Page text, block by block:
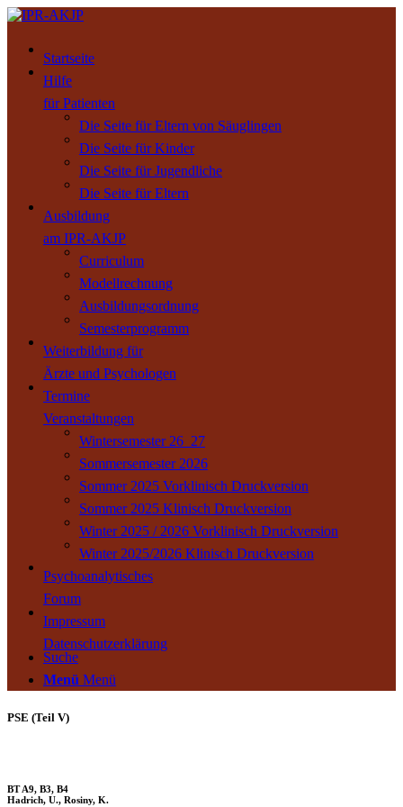
Startseite
Hilfe
für Patienten
Die Seite für Eltern von Säuglingen
Die Seite für Kinder
Die Seite für Jugendliche
Die Seite für Eltern
Ausbildung
am IPR-AKJP
Curriculum
Modellrechnung
Ausbildungsordnung
Semesterprogramm
Weiterbildung für
Ärzte und Psychologen
Termine
Veranstaltungen
Wintersemester 26_27
Sommersemester 2026
Sommer 2025 Vorklinisch Druckversion
Sommer 2025 Klinisch Druckversion
Winter 2025 / 2026 Vorklinisch Druckversion
Winter 2025/2026 Klinisch Druckversion
Psychoanalytisches
Forum
Impressum
Datenschutzerklärung
Suche
Menü Menü
PSE (Teil V)
BT A9, B3, B4
Hadrich, U., Rosiny, K.